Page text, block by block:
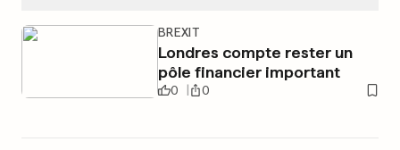
BREXIT
Londres compte rester un
pôle financier important
0 0